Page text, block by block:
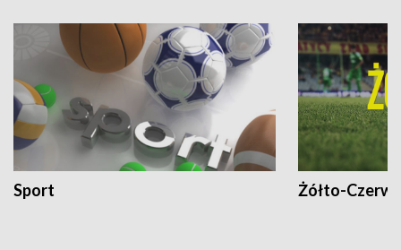
Sport Żółto-